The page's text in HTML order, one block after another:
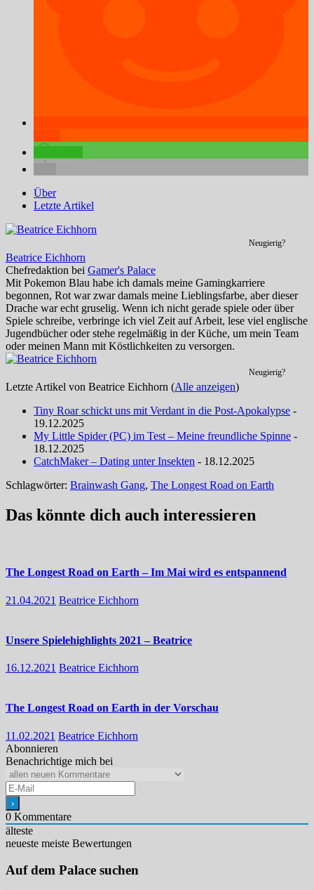
Über
Letzte Artikel
Neugierig?
Beatrice Eichhorn
Chefredaktion bei Gamer's Palace
Mit Pokemon Blau habe ich damals meine Gamingkarriere
begonnen, Rot war zwar damals meine Lieblingsfarbe, aber dieser
Drache war echt gruselig. Wenn ich nicht gerade spiele oder über
Spiele schreibe, verbringe ich viel Zeit auf Arbeit, lese viel englische
Jugendbücher oder stehe regelmäßig in der Küche, um mein Team
oder meinen Mann mit Köstlichkeiten zu versorgen.
Neugierig?
Letzte Artikel von Beatrice Eichhorn (Alle anzeigen)
Tiny Roar schickt uns mit Verdant in die Post-Apokalypse -
19.12.2025
My Little Spider (PC) im Test – Meine freundliche Spinne -
18.12.2025
CatchMaker – Dating unter Insekten - 18.12.2025
Schlagwörter: Brainwash Gang, The Longest Road on Earth
Das könnte dich auch interessieren
The Longest Road on Earth – Im Mai wird es entspannend
21.04.2021 Beatrice Eichhorn
Unsere Spielehighlights 2021 – Beatrice
16.12.2021 Beatrice Eichhorn
The Longest Road on Earth in der Vorschau
11.02.2021 Beatrice Eichhorn
Abonnieren
Benachrichtige mich bei
0 Kommentare
älteste
neueste meiste Bewertungen
Auf dem Palace suchen